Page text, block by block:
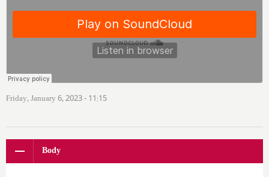
Friday, January 6, 2023 - 11:15
Body